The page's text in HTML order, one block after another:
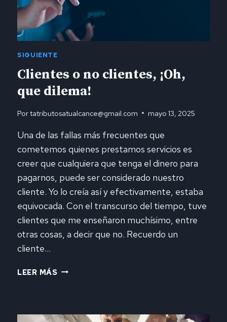
ADUANERO
SIGUIENTE
Clientes o no clientes, ¡Oh,
que dilema!
Portatributosatualcance@gmail.com mayo 13, 2025
Una de las fallas más frecuentes que
cometemos quienes prestamos servicios es
creer que cualquiera que tenga el dinero para
pagarnos, puede ser considerado nuestro
cliente. Yo lo creía así y efectivamente, estaba
equivocada. Con el transcurso del tiempo, tuve
clientes que me enseñaron muchísimo, entre
otras cosas, a decir que no. Recuerdo un
cliente…
LEER MÁS CLIENTES
¡OH,